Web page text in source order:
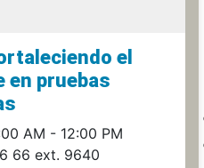
el
en pruebas
AM - 12:00 PM
66 ext. 9640